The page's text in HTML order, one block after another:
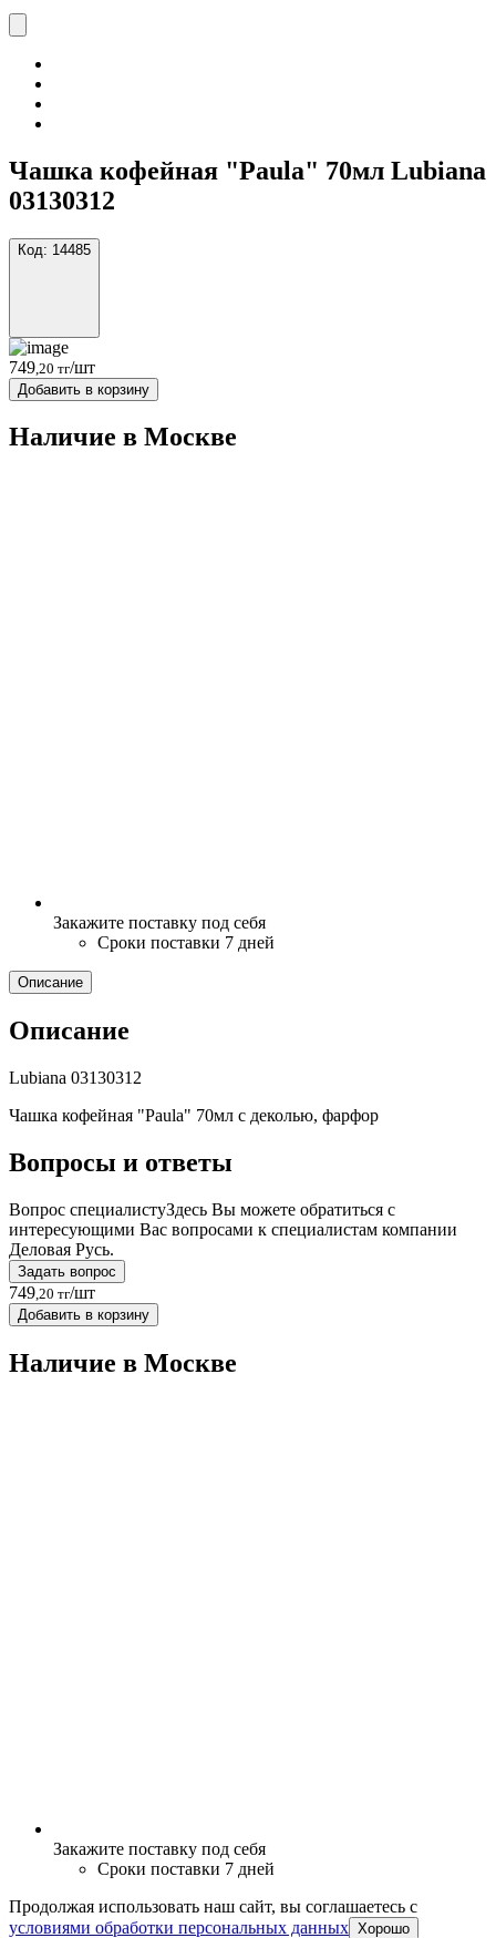
Чашка кофейная "Paula" 70мл Lubiana
03130312
Код: 14485
749 ,20 тг/шт
Добавить в корзину
Наличие в Москвe
Закажите поставку под себя
Сроки поставки 7 дней
Описание
Описание
Lubiana 03130312
Чашка кофейная "Paula" 70мл с деколью, фарфор
Вопросы и ответы
Вопрос специалистуЗдесь Вы можете обратиться с
интересующими Вас вопросами к специалистам компании
Деловая Русь.
Задать вопрос
749,20 тг/шт
Добавить в корзину
Наличие в Москвe
Закажите поставку под себя
Сроки поставки 7 дней
Продолжая использовать наш сайт, вы соглашаетесь c
условиями обработки персональных данных Хорошо